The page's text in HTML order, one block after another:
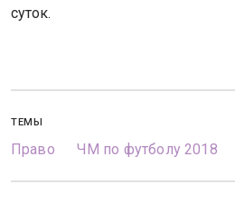
суток.
ТЕМЫ
Право ЧМ по футболу 2018